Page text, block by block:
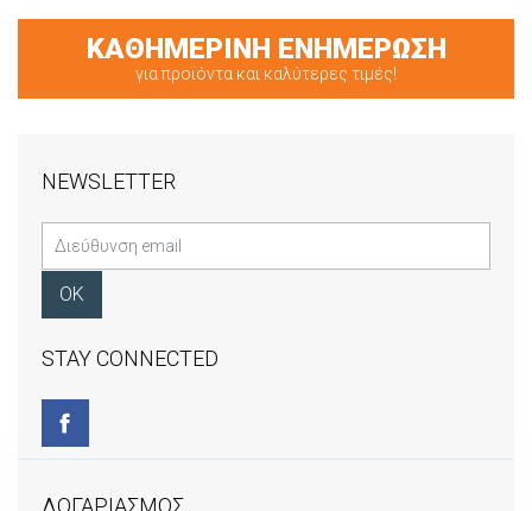
ΚΑΘΗΜΕΡΙΝΗ ΕΝΗΜΕΡΩΣΗ
για προϊόντα και καλύτερες τιμές!
NEWSLETTER
STAY CONNECTED